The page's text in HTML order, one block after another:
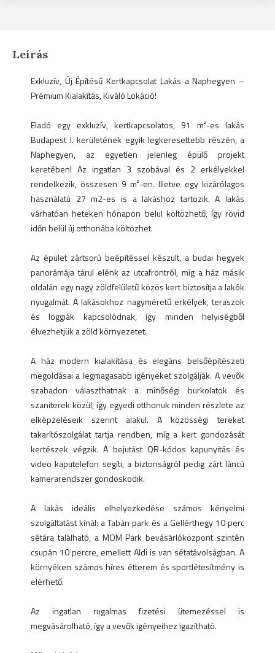
Leírás
Exkluzív, Új Építésű Kertkapcsolat Lakás a Naphegyen –
Prémium Kialakítás, Kiváló Lokáció!
Eladó egy exkluzív, kertkapcsolatos, 91 m²-es lakás
Budapest I. kerületének egyik legkeresettebb részén, a
Naphegyen, az egyetlen jelenleg épülő projekt
keretében! Az ingatlan 3 szobával és 2 erkélyekkel
rendelkezik, összesen 9 m²-en. Illetve egy kizárólagos
használatú 27 m2-es is a lakáshoz tartozik. A lakás
várhatóan heteken hónapon belül költözhető, így rövid
időn belül új otthonába költözhet.
Az épület zártsorú beépítéssel készült, a budai hegyek
panorámája tárul elénk az utcafrontról, míg a ház másik
oldalán egy nagy zöldfelületű közös kert biztosítja a lakók
nyugalmát. A lakásokhoz nagyméretű erkélyek, teraszok
és loggiák kapcsolódnak, így minden helyiségből
élvezhetjük a zöld környezetet.
A ház modern kialakítása és elegáns belsőépítészeti
megoldásai a legmagasabb igényeket szolgálják. A vevők
szabadon választhatnak a minőségi burkolatok és
szaniterek közül, így egyedi otthonuk minden részlete az
elképzeléseik szerint alakul. A közösségi tereket
takarítószolgálat tartja rendben, míg a kert gondozását
kertészek végzik. A bejutást QR-kódos kapunyitás és
video kaputelefon segíti, a biztonságról pedig zárt láncú
kamerarendszer gondoskodik.
A lakás ideális elhelyezkedése számos kényelmi
szolgáltatást kínál: a Tabán park és a Gellérthegy 10 perc
sétára található, a MOM Park bevásárlóközpont szintén
csupán 10 percre, emellett Aldi is van sétatávolságban. A
környéken számos híres étterem és sportlétesítmény is
elérhető.
Az ingatlan rugalmas fizetési ütemezéssel is
megvásárolható, így a vevők igényeihez igazítható.